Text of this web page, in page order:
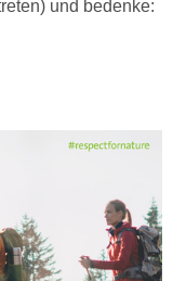
und bedenke: